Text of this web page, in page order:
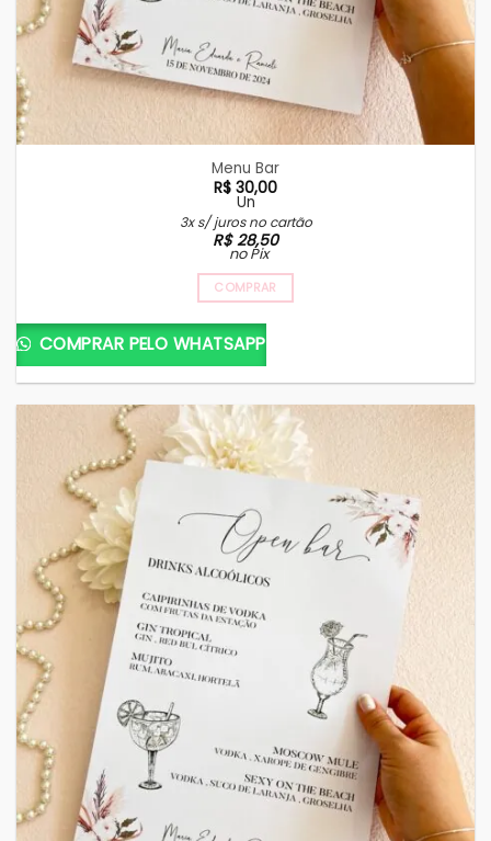
Menu Bar
R$ 30,00
Un
3x s/ juros no cartão
R$28,50
no Pix
COMPRAR
COMPRAR PELO WHATSAPP